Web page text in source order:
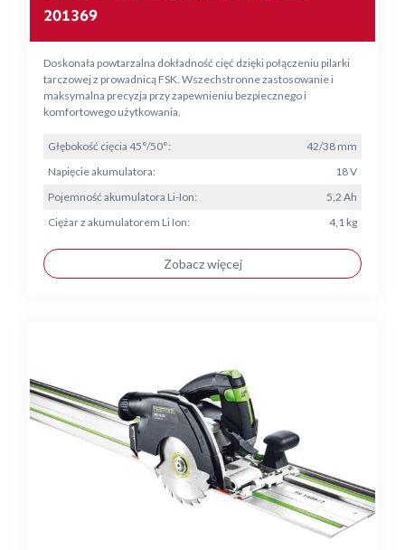
201369
Doskonała powtarzalna dokładność cięć dzięki połączeniu pilarki
tarczowej z prowadnicą FSK. Wszechstronne zastosowanie i
maksymalna precyzja przy zapewnieniu bezpiecznego i
komfortowego użytkowania.
Głębokość cięcia 45°/50°:
42/38 mm
Napięcie akumulatora:
18 V
Pojemność akumulatora Li-Ion:
5,2 Ah
Ciężar z akumulatorem Li Ion:
4,1 kg
Zobacz więcej